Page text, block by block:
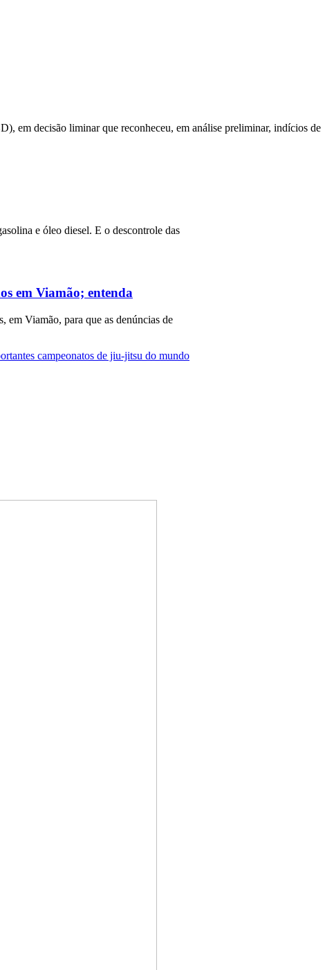
em decisão liminar que reconheceu, em análise preliminar, indícios de
e óleo diesel. E o descontrole das
em Viamão; entenda
Viamão, para que as denúncias de
campeonatos de jiu-jitsu do mundo